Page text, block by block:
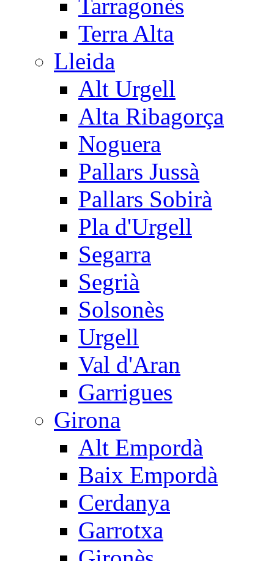
Tarragonès
Terra Alta
Lleida
Alt Urgell
Alta Ribagorça
Noguera
Pallars Jussà
Pallars Sobirà
Pla d'Urgell
Segarra
Segrià
Solsonès
Urgell
Val d'Aran
Garrigues
Girona
Alt Empordà
Baix Empordà
Cerdanya
Garrotxa